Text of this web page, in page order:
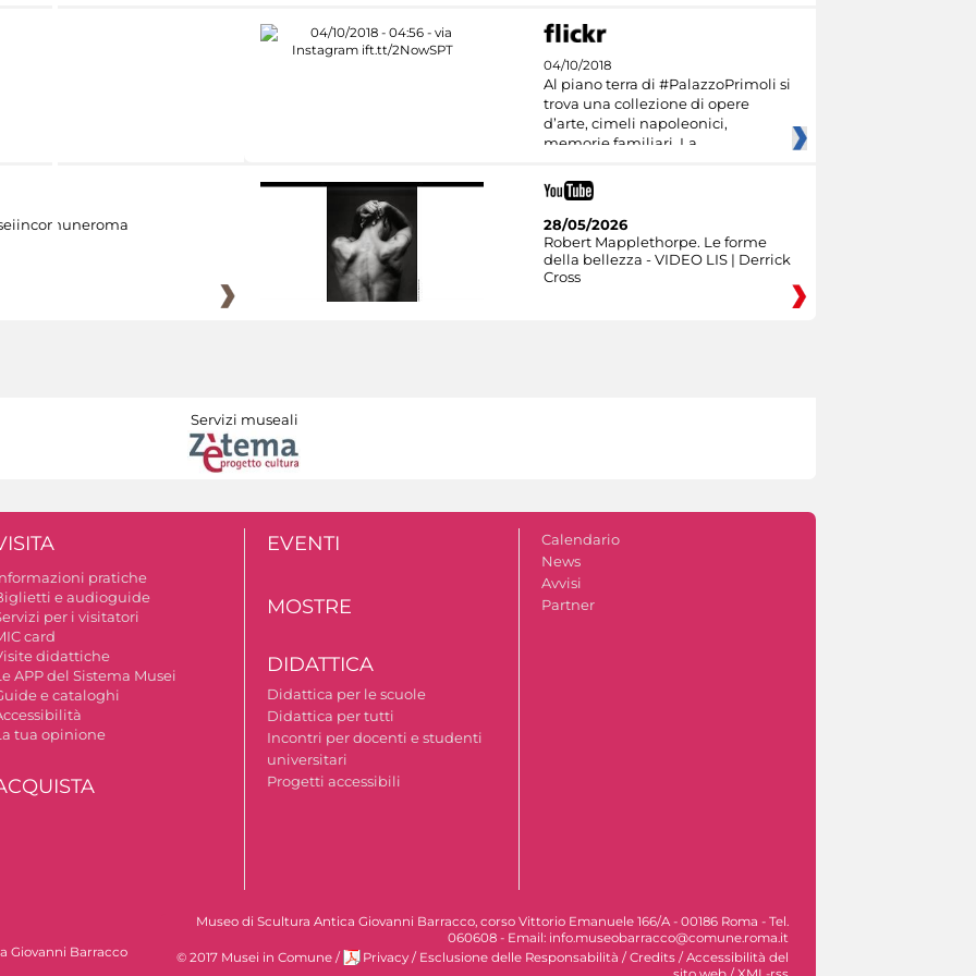
04/10/2018
Al piano terra di #PalazzoPrimoli si
trova una collezione di opere
d’arte, cimeli napoleonici,
memorie familiari. La
28/05/2026
Robert Mapplethorpe. Le forme
della bellezza - VIDEO LIS | Derrick
Cross
Servizi museali
pratiche
e audioguide
per i visitatori
card
didattiche
APP del Sistema Musei
e cataloghi
tua opinione
EVENTI
MOSTRE
DIDATTICA
Didattica per le scuole
Didattica per tutti
Incontri per docenti e studenti
universitari
Progetti accessibili
Calendario
News
Avvisi
Partner
Giovanni Barracco
Museo di Scultura Antica Giovanni Barracco, corso Vittorio Emanuele 166/A - 00186 Roma - Tel.
060608 - Email: info.museobarracco@comune.roma.it
© 2017 Musei in Comune / Privacy / Esclusione delle Responsabilità / Credits / Accessibilità del